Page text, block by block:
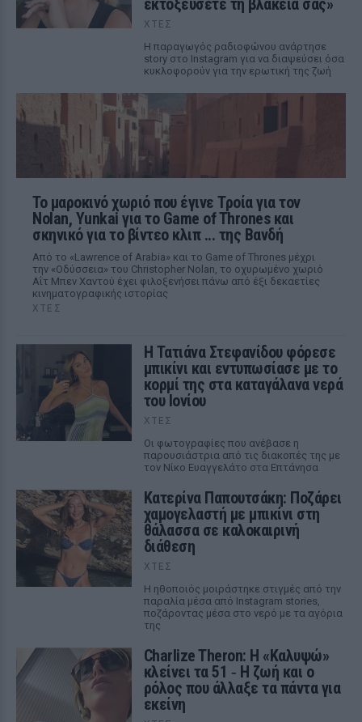
εκτοξεύσετε τη βλακεία σας»
ΧΤΕΣ
Η παραγωγός ραδιοφώνου ανάρτησε
story στο Instagram για να διαψεύσει όσα
κυκλοφορούν για την ερωτική της ζωή
Το μαροκινό χωριό που έγινε Τροία για τον
Nolan, Yunkai για το Game of Thrones και
σκηνικό για το βίντεο κλιπ ... της Βανδή
Από το «Lawrence of Arabia» και το Game of Thrones μέχρι
την «Οδύσσεια» του Christopher Nolan, το οχυρωμένο χωριό
Αΐτ Μπεν Χαντού έχει φιλοξενήσει πάνω από έξι δεκαετίες
κινηματογραφικής ιστορίας
ΧΤΕΣ
Η Τατιάνα Στεφανίδου φόρεσε
μπικίνι και εντυπωσίασε με το
κορμί της στα καταγάλανα νερά
του Ιονίου
ΧΤΕΣ
Οι φωτογραφίες που ανέβασε η
παρουσιάστρια από τις διακοπές της με
τον Νίκο Ευαγγελάτο στα Επτάνησα
Κατερίνα Παπουτσάκη: Ποζάρει
χαμογελαστή με μπικίνι στη
θάλασσα σε καλοκαιρινή
διάθεση
ΧΤΕΣ
Η ηθοποιός μοιράστηκε στιγμές από την
παραλία μέσα από Instagram stories,
ποζάροντας μέσα στο νερό με τα αγόρια
της
Charlize Theron: Η «Καλυψώ»
κλείνει τα 51 ‑ H ζωή και ο
ρόλος που άλλαξε τα πάντα για
εκείνη